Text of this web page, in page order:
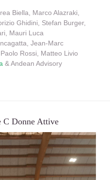
Biella, Marco Alazraki,
Ghidini, Stefan Burger,
Mauri Luca
Jean-Marc
Rossi, Matteo Livio
& Andean Advisory
C Donne Attive